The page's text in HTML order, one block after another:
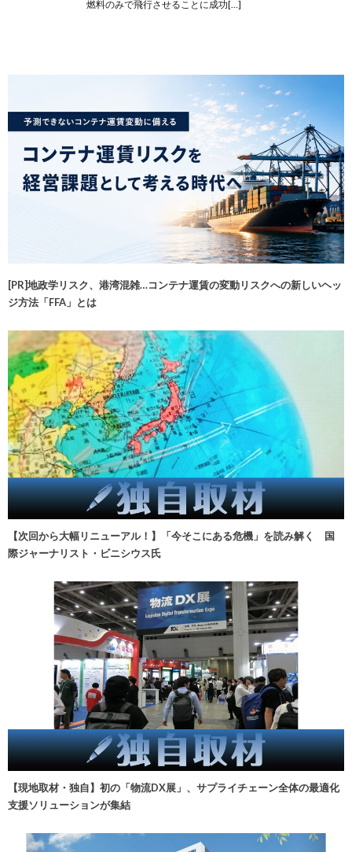
燃料のみで飛行させることに成功[…]
[PR]地政学リスク、港湾混雑…コンテナ運賃の変動リスクへの新しいヘッ
ジ方法「FFA」とは
【次回から大幅リニューアル！】「今そこにある危機」を読み解く 国
際ジャーナリスト・ビニシウス氏
【現地取材・独自】初の「物流DX展」、サプライチェーン全体の最適化
支援ソリューションが集結